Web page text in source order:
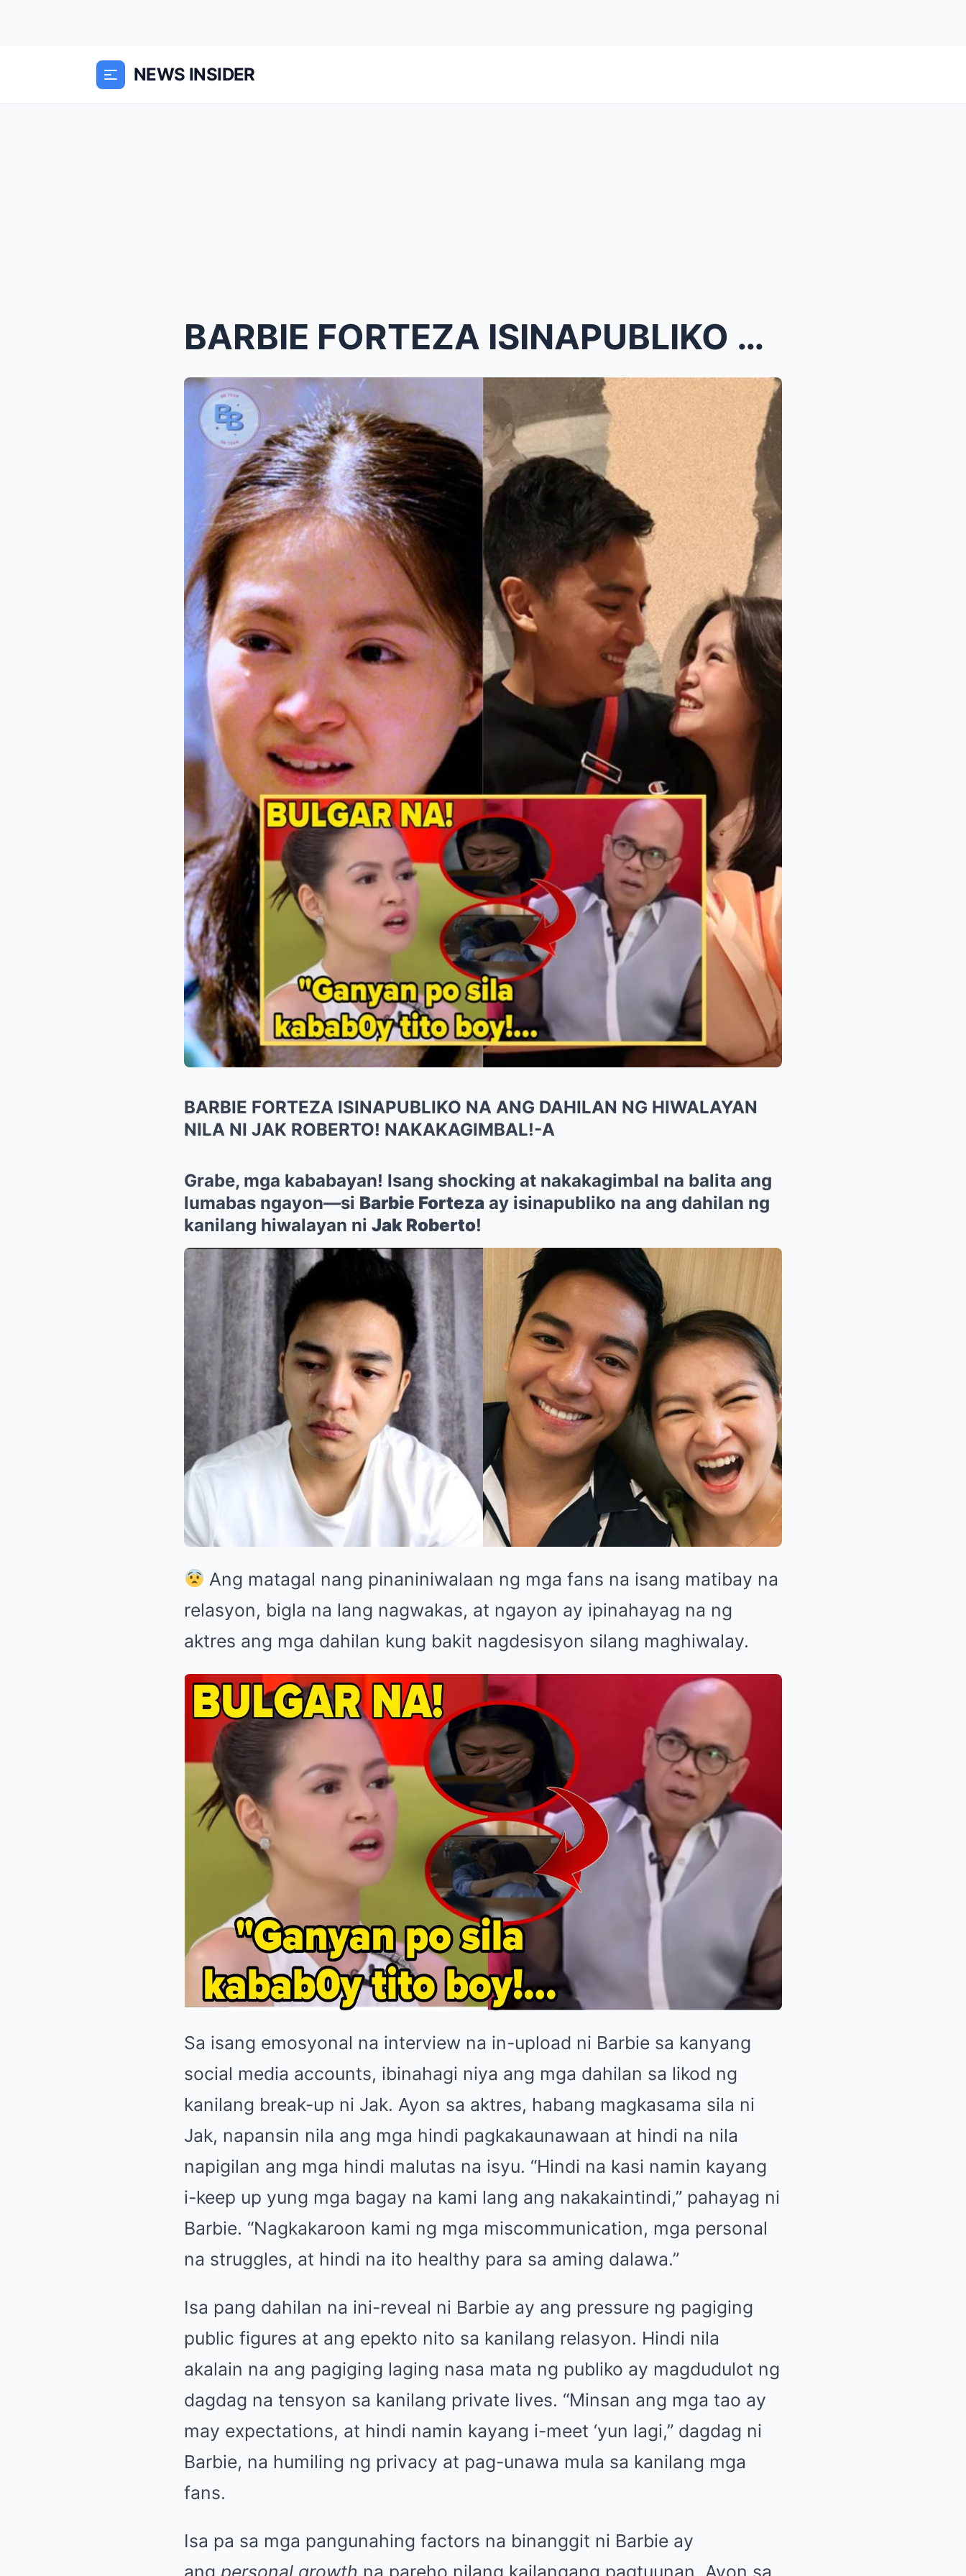
NEWS INSIDER
BARBIE FORTEZA ISINAPUBLIKO NA ANG DAHILAN NG HIWA...
BARBIE FORTEZA ISINAPUBLIKO NA ANG DAHILAN NG HIWALAYAN
NILA NI JAK ROBERTO! NAKAKAGIMBAL!-A
Grabe, mga kababayan! Isang shocking at nakakagimbal na balita ang
lumabas ngayon—si Barbie Forteza ay isinapubliko na ang dahilan ng
kanilang hiwalayan ni Jak Roberto!
Ang matagal nang pinaniniwalaan ng mga fans na isang matibay na
relasyon, bigla na lang nagwakas, at ngayon ay ipinahayag na ng
aktres ang mga dahilan kung bakit nagdesisyon silang maghiwalay.
Sa isang emosyonal na interview na in-upload ni Barbie sa kanyang
social media accounts, ibinahagi niya ang mga dahilan sa likod ng
kanilang break-up ni Jak. Ayon sa aktres, habang magkasama sila ni
Jak, napansin nila ang mga hindi pagkakaunawaan at hindi na nila
napigilan ang mga hindi malutas na isyu. “Hindi na kasi namin kayang
i-keep up yung mga bagay na kami lang ang nakakaintindi,” pahayag ni
Barbie. “Nagkakaroon kami ng mga miscommunication, mga personal
na struggles, at hindi na ito healthy para sa aming dalawa.”
Isa pang dahilan na ini-reveal ni Barbie ay ang pressure ng pagiging
public figures at ang epekto nito sa kanilang relasyon. Hindi nila
akalain na ang pagiging laging nasa mata ng publiko ay magdudulot ng
dagdag na tensyon sa kanilang private lives. “Minsan ang mga tao ay
may expectations, at hindi namin kayang i-meet ‘yun lagi,” dagdag ni
Barbie, na humiling ng privacy at pag-unawa mula sa kanilang mga
fans.
Isa pa sa mga pangunahing factors na binanggit ni Barbie ay
ang personal growth na pareho nilang kailangang pagtuunan. Ayon sa